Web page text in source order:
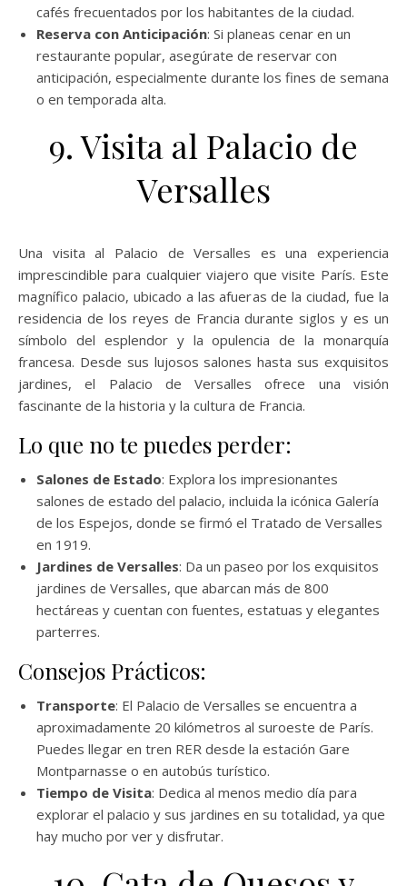
cafés frecuentados por los habitantes de la ciudad.
Reserva con Anticipación: Si planeas cenar en un
restaurante popular, asegúrate de reservar con
anticipación, especialmente durante los fines de semana
o en temporada alta.
9. Visita al Palacio de
Versalles
Una visita al Palacio de Versalles es una experiencia
imprescindible para cualquier viajero que visite París. Este
magnífico palacio, ubicado a las afueras de la ciudad, fue la
residencia de los reyes de Francia durante siglos y es un
símbolo del esplendor y la opulencia de la monarquía
francesa. Desde sus lujosos salones hasta sus exquisitos
jardines, el Palacio de Versalles ofrece una visión
fascinante de la historia y la cultura de Francia.
Lo que no te puedes perder:
Salones de Estado: Explora los impresionantes
salones de estado del palacio, incluida la icónica Galería
de los Espejos, donde se firmó el Tratado de Versalles
en 1919.
Jardines de Versalles: Da un paseo por los exquisitos
jardines de Versalles, que abarcan más de 800
hectáreas y cuentan con fuentes, estatuas y elegantes
parterres.
Consejos Prácticos:
Transporte: El Palacio de Versalles se encuentra a
aproximadamente 20 kilómetros al suroeste de París.
Puedes llegar en tren RER desde la estación Gare
Montparnasse o en autobús turístico.
Tiempo de Visita: Dedica al menos medio día para
explorar el palacio y sus jardines en su totalidad, ya que
hay mucho por ver y disfrutar.